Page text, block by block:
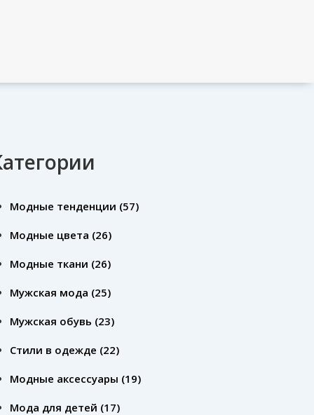
Модные тенденции (57)
Модные цвета (26)
Модные ткани (26)
Мужская мода (25)
Мужская обувь (23)
Стили в одежде (22)
Модные аксессуары (19)
Мода для детей (17)